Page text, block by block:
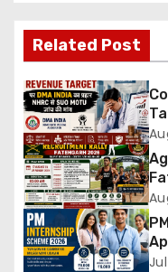
t
n
a
v
i
g
Related Post
का
की